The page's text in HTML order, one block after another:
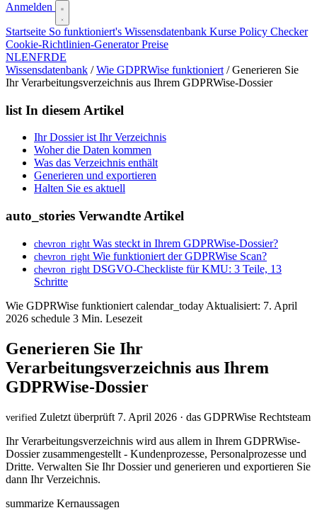
Anmelden
Startseite So funktioniert's Wissensdatenbank Kurse Policy Checker
Cookie-Richtlinien-GeneratorPreise
NLENFRDE
Wissensdatenbank / Wie GDPRWise funktioniert / Generieren Sie
Ihr Verarbeitungsverzeichnis aus Ihrem GDPRWise-Dossier
list In diesem Artikel
Ihr Dossier ist Ihr Verzeichnis
Woher die Daten kommen
Was das Verzeichnis enthält
Generieren und exportieren
Halten Sie es aktuell
auto_stories Verwandte Artikel
chevron_right Was steckt in Ihrem GDPRWise-Dossier?
chevron_right Wie funktioniert der GDPRWise Scan?
chevron_right DSGVO-Checkliste für KMU: 3 Teile, 13
Schritte
Wie GDPRWise funktioniert calendar_today Aktualisiert: 7. April
2026 schedule 3 Min. Lesezeit
Generieren Sie Ihr
Verarbeitungsverzeichnis aus Ihrem
GDPRWise-Dossier
verified Zuletzt überprüft 7. April 2026 · das GDPRWise Rechtsteam
Ihr Verarbeitungsverzeichnis wird aus allem in Ihrem GDPRWise-
Dossier zusammengestellt - Kundenprozesse, Personalprozesse und
Dritte. Verwalten Sie Ihr Dossier und generieren und exportieren Sie
dann Ihr Verzeichnis.
summarize Kernaussagen